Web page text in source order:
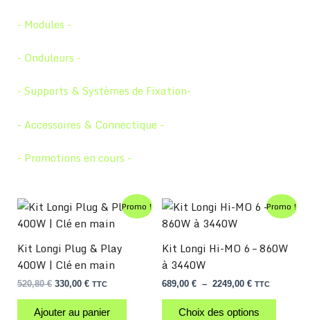
- Modules -
- Onduleurs -
- Supports & Systèmes de Fixation-
- Accessoires & Connectique -
- Promotions en cours -
Promo !
Kit Longi Plug & Play
400W | Clé en main
520,80€
Le
prix
initial
520,80 €.
330,00 €
Le
prix
actuel
330,00 €.
TTC
Ajouter au panier
Promo !
Kit Longi Hi-MO 6 – 860W
à 3440W
689,00 € – 2249,00 €
Plage
à
TTC
Choix des options
Ce
produit
plusieurs
variations.
Les
options